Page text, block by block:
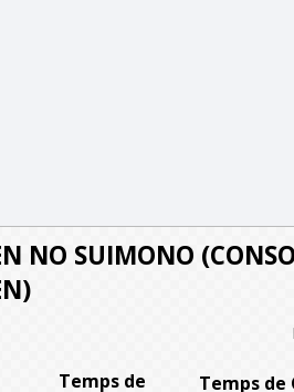
NO SUIMONO
Temps de
Temps de